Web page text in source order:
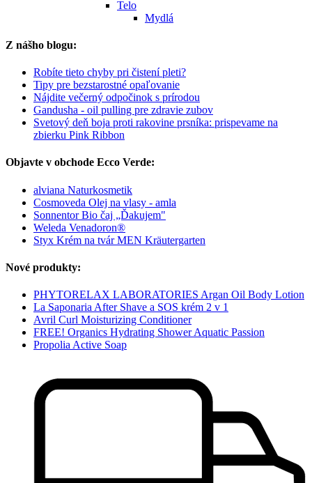
Telo
Mydlá
Z nášho blogu:
Robíte tieto chyby pri čistení pleti?
Tipy pre bezstarostné opaľovanie
Nájdite večerný odpočinok s prírodou
Gandusha - oil pulling pre zdravie zubov
Svetový deň boja proti rakovine prsníka: prispevame na
zbierku Pink Ribbon
Objavte v obchode Ecco Verde:
alviana Naturkosmetik
Cosmoveda Olej na vlasy - amla
Sonnentor Bio čaj „Ďakujem"
Weleda Venadoron®
Styx Krém na tvár MEN Kräutergarten
Nové produkty:
PHYTORELAX LABORATORIES Argan Oil Body Lotion
La Saponaria After Shave a SOS krém 2 v 1
Avril Curl Moisturizing Conditioner
FREE! Organics Hydrating Shower Aquatic Passion
Propolia Active Soap